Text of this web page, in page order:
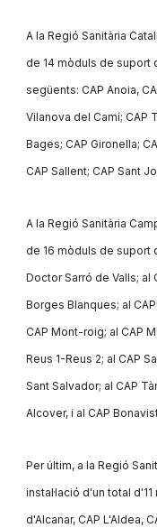
A la Regió Sanitària
de 14 mòduls de suport
següents: CAP Anoia,
Vilanova del Camí; CAP
Bages; CAP Gironella;
CAP Sallent; CAP Sant
A la Regió Sanitària
de 16 mòduls de suport
Doctor Sarró de Valls; al
Borges Blanques; al
CAP Mont-roig; al CAP
Reus 1-Reus 2; al CAP
Sant Salvador; al CAP
Alcover, i al CAP
Per últim, a la Regió
instal·lació d'un total
d'Alcanar, CAP L'Aldea,